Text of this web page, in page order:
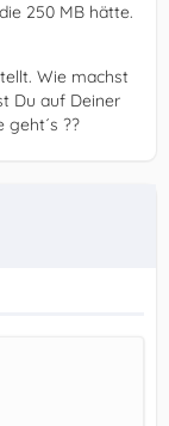
250 MB hätte.
Wie machst
Du auf Deiner
geht´s ??